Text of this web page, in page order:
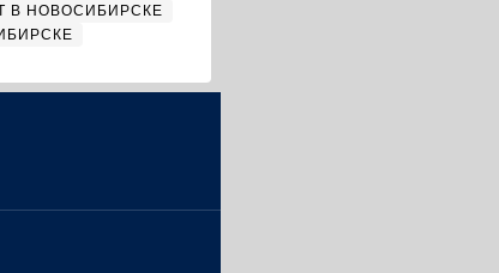
В НОВОСИБИРСКЕ